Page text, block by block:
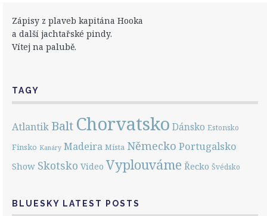
Zápisy z plaveb kapitána Hooka
a další jachtařské pindy.
Vítej na palubě.
TAGY
Atlantik Balt Chorvatsko Dánsko Estonsko
Finsko Kanáry Madeira Místa Německo Portugalsko
Show Skotsko Video Vyplouváme Řecko Švédsko
BLUESKY LATEST POSTS